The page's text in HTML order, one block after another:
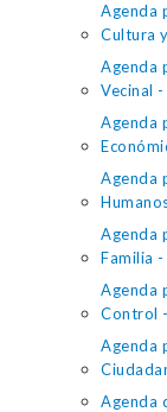
Agenda
Cultura
Agenda
Vecinal
Agenda
Agenda
Agenda
Familia
Agenda
Control
Agenda
Agenda